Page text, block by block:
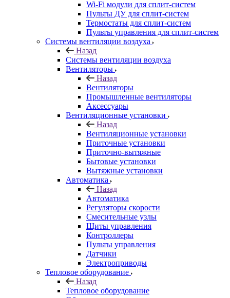
Wi-Fi модули для сплит-систем
Пульты ДУ для сплит-систем
Термостаты для сплит-систем
Пульты управления для сплит-систем
Системы вентиляции воздуха
Назад
Системы вентиляции воздуха
Вентиляторы
Назад
Вентиляторы
Промышленные вентиляторы
Аксессуары
Вентиляционные установки
Назад
Вентиляционные установки
Приточные установки
Приточно-вытяжные
Бытовые установки
Вытяжные установки
Автоматика
Назад
Автоматика
Регуляторы скорости
Смесительные узлы
Щиты управления
Контроллеры
Пульты управления
Датчики
Электроприводы
Тепловое оборудование
Назад
Тепловое оборудование